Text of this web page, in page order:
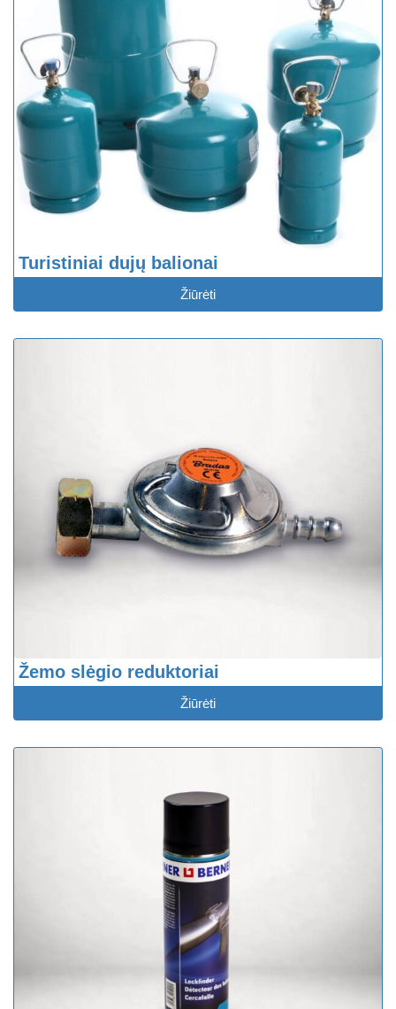
Turistiniai dujų balionai
Žiūrėti
Žemo slėgio reduktoriai
Žiūrėti